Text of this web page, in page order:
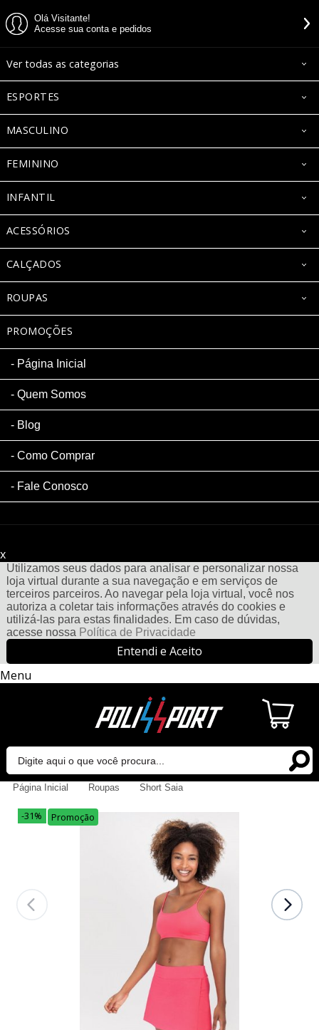
Olá Visitante!
Acesse sua conta e pedidos
Ver todas as categorias
ESPORTES
MASCULINO
FEMININO
INFANTIL
ACESSÓRIOS
CALÇADOS
ROUPAS
PROMOÇÕES
Página Inicial
Quem Somos
Blog
Como Comprar
Fale Conosco
x
Utilizamos seus dados para analisar e personalizar nossa
loja virtual durante a sua navegação e em serviços de
terceiros parceiros. Ao navegar pela loja virtual, você nos
autoriza a coletar tais informações através do cookies e
utilizá-las para estas finalidades. Em caso de dúvidas,
acesse nossa Política de Privacidade
Entendi e Aceito
Menu
Página Inicial Roupas Short Saia
-31% Promoção